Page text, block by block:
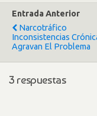
Entrada Anterior
Narcotráfico
Inconsistencias
Agravan El Problema
3 respuestas